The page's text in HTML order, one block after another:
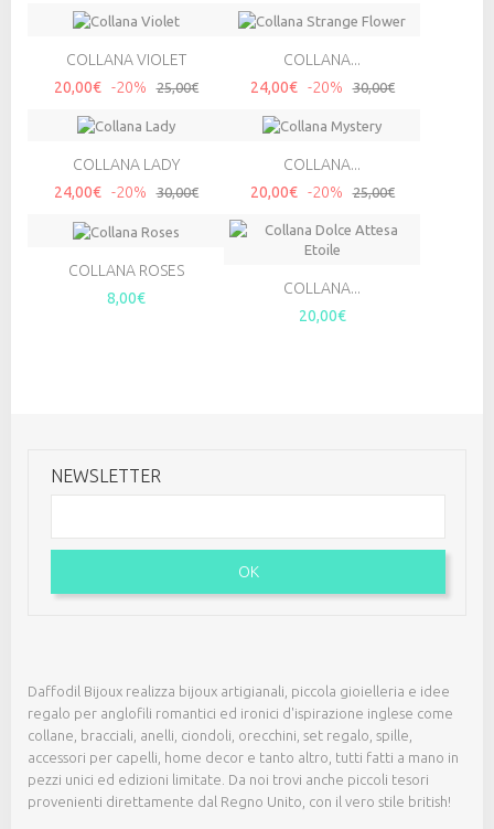
COLLANA VIOLET
20,00€ -20% 25,00€
COLLANA...
24,00€ -20% 30,00€
COLLANA LADY
24,00€ -20% 30,00€
COLLANA...
20,00€ -20% 25,00€
COLLANA ROSES
8,00€
COLLANA...
20,00€
NEWSLETTER
OK
Daffodil Bijoux realizza bijoux artigianali, piccola gioielleria e idee
regalo per anglofili romantici ed ironici d'ispirazione inglese come
collane, bracciali, anelli, ciondoli, orecchini, set regalo, spille,
accessori per capelli, home decor e tanto altro, tutti fatti a mano in
pezzi unici ed edizioni limitate. Da noi trovi anche piccoli tesori
provenienti direttamente dal Regno Unito, con il vero stile british!